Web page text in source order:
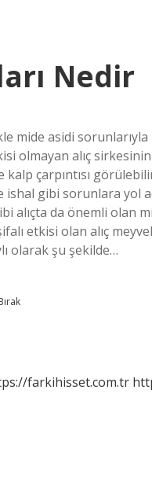
Nedir
mide asidi
olmayan alıç
kalp çarpıntısı
ishal gibi sorunlara
alıçta da önemli olan
etkisi olan alıç
olarak şu şekilde…
farkihisset.com.tr